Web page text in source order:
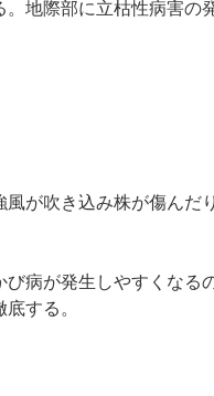
。地際部に立枯性病害の
風が吹き込み株が傷ん
び病が発生しやすくな
する。